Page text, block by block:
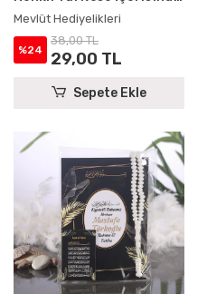
Yasin Kitabı ve Tesbih -
Mevlüt Hediyelikleri
Mevlüt Hediyelikleri
%24
38,00 TL
29,00 TL
Sepete Ekle